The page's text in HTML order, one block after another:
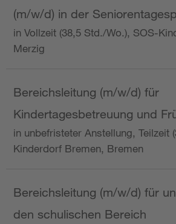
(m/w/d) in der
in Vollzeit (38,5 Std./Wo.), SOS-
Merzig
Bereichsleitung (m/w/d) für
Kindertagesbetreuung und
in unbefristeter Anstellung, Teilzeit
Kinderdorf Bremen, Bremen
Bereichsleitung (m/w/d) für
den schulischen Bereich